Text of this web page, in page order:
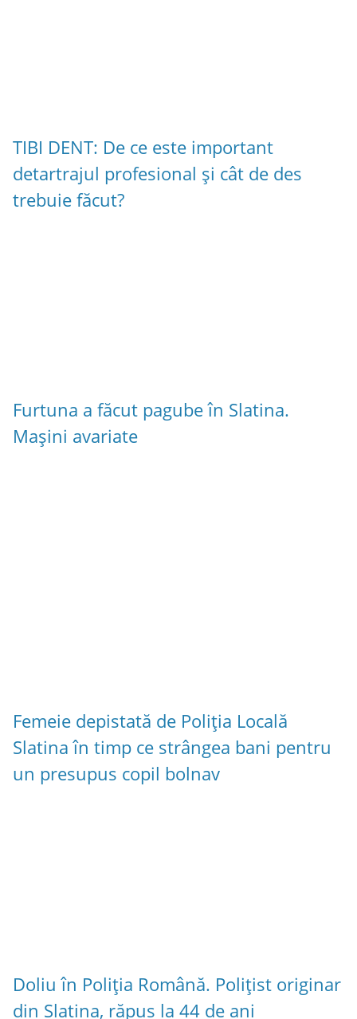
TIBI DENT: De ce este important
detartrajul profesional și cât de des
trebuie făcut?
Furtuna a făcut pagube în Slatina.
Mașini avariate
Femeie depistată de Poliția Locală
Slatina în timp ce strângea bani pentru
un presupus copil bolnav
Doliu în Poliția Română. Polițist originar
din Slatina, răpus la 44 de ani